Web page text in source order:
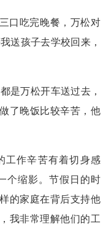
口吃完晚餐，万松对
送孩子去学校回来，
是万松开车送过去，
了晚饭比较辛苦，他
工作辛苦有着切身感
个缩影。节假日的时
的家庭在背后支持他
我非常理解他们的工